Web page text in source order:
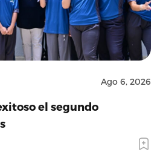
Ago 6, 2026
el segundo